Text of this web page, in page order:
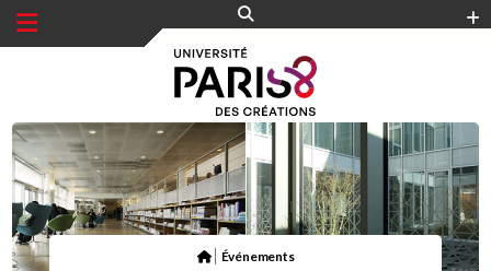
Événements
Panneau de gestion des cookies